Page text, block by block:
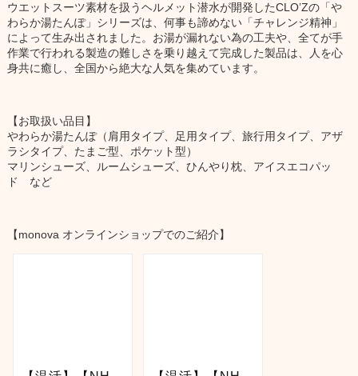
ウエットスーツ素材を扱うヘルメット潜水が開発したCLO’Zの「や
わらか湯たんぽ」シリーズは、何事も諦めない「チャレンジ精神」
によって生み出されました。お湯が漏れない為の工夫や、全てが手
作業で行われる製造の難しさを乗り越えて完成した製品は、人を心
身共に癒し、全国から絶大な人気を集めています。
【お取扱い品目】
やわらか湯たんぽ（肩用タイプ、足用タイプ、旅行用タイプ、アザ
ラシタイプ、たまご型、ポケット型）
マリンシューズ、ルームシューズ、ひんやり枕、アイスエコパッ
ド など
【monova オンラインショップでのご紹介】